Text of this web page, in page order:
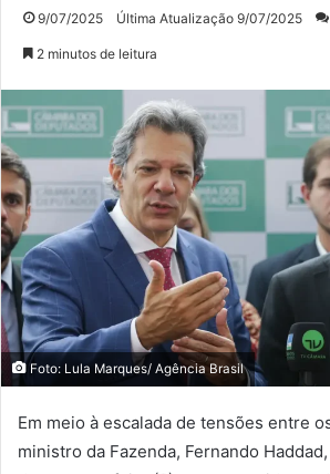
9/07/2025 Última Atualização 9/07/2025
2 minutos de leitura
Foto: Lula Marques/ Agência Brasil
Em meio à escalada de tensões entre
ministro da Fazenda, Fernando